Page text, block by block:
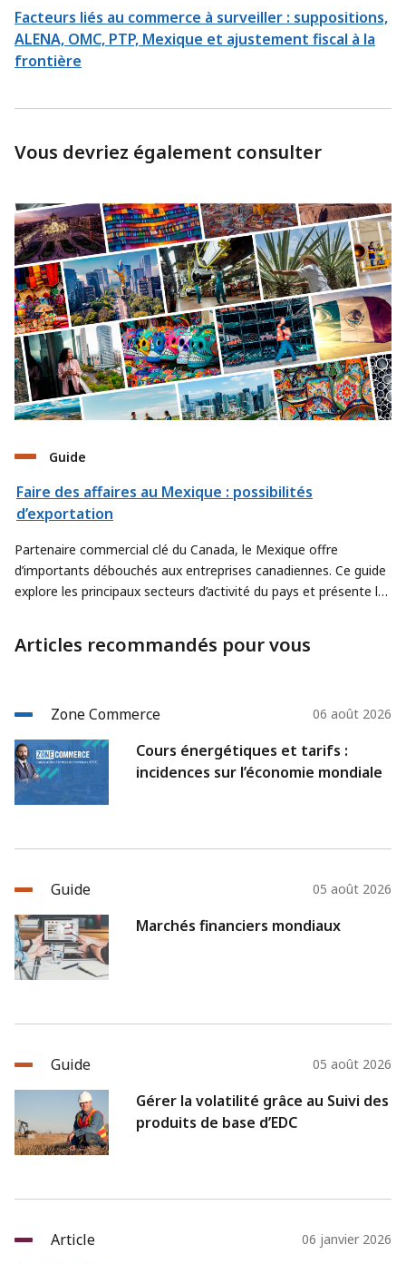
Facteurs liés au commerce à surveiller : suppositions,
ALENA, OMC, PTP, Mexique et ajustement fiscal à la
frontière
Vous devriez également consulter
Guide
Faire des affaires au Mexique : possibilités
d’exportation
Partenaire commercial clé du Canada, le Mexique offre
d’importants débouchés aux entreprises canadiennes. Ce guide
explore les principaux secteurs d’activité du pays et présente les
Articles recommandés pour vous
Zone Commerce 06 août 2026
Cours énergétiques et tarifs :
incidences sur l’économie mondiale
Guide 05 août 2026
Marchés financiers mondiaux
Guide 05 août 2026
Gérer la volatilité grâce au Suivi des
produits de base d’EDC
Article 06 janvier 2026